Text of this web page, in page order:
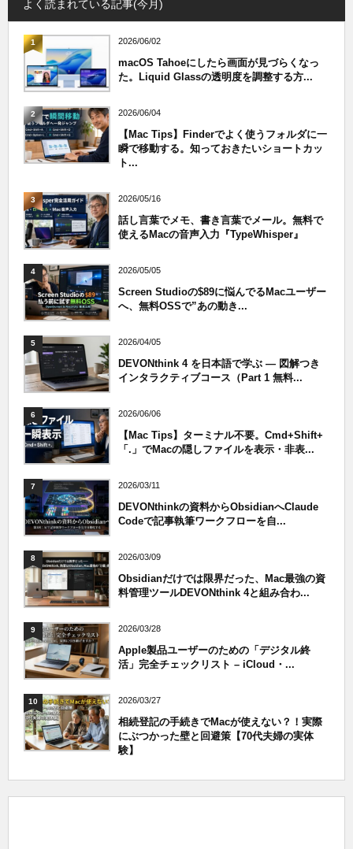
よく読まれている記事(今月)
1 2026/06/02
macOS Tahoeにしたら画面が見づらくなっ
た。Liquid Glassの透明度を調整する方...
2 2026/06/04
【Mac Tips】Finderでよく使うフォルダに一
瞬で移動する。知っておきたいショートカッ
ト...
3 2026/05/16
話し言葉でメモ、書き言葉でメール。無料で
使えるMacの音声入力『TypeWhisper』
4 2026/05/05
Screen Studioの$89に悩んでるMacユーザー
へ、無料OSSで”あの動き...
5 2026/04/05
DEVONthink 4 を日本語で学ぶ — 図解つき
インタラクティブコース（Part 1 無料...
6 2026/06/06
【Mac Tips】ターミナル不要。Cmd+Shift+
「.」でMacの隠しファイルを表示・非表...
7 2026/03/11
DEVONthinkの資料からObsidianへClaude
Codeで記事執筆ワークフローを自...
8 2026/03/09
Obsidianだけでは限界だった、Mac最強の資
料管理ツールDEVONthink 4と組み合わ...
9 2026/03/28
Apple製品ユーザーのための「デジタル終
活」完全チェックリスト – iCloud・...
10 2026/03/27
相続登記の手続きでMacが使えない？！実際
にぶつかった壁と回避策【70代夫婦の実体
験】